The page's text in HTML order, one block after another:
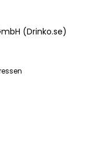
(Drinko.se)